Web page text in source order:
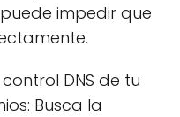
impedir que
DNS de tu
Busca la